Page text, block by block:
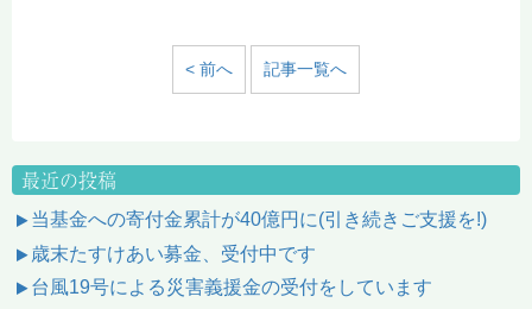
< 前へ 記事一覧へ
最近の投稿
当基金への寄付金累計が40億円に(引き続きご支援を!)
歳末たすけあい募金、受付中です
台風19号による災害義援金の受付をしています